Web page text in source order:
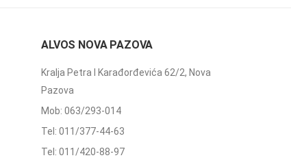
ALVOS NOVA PAZOVA
Kralja Petra I Karađorđevića 62/2, Nova
Pazova
Mob: 063/293-014
Tel: 011/377-44-63
Tel: 011/420-88-97